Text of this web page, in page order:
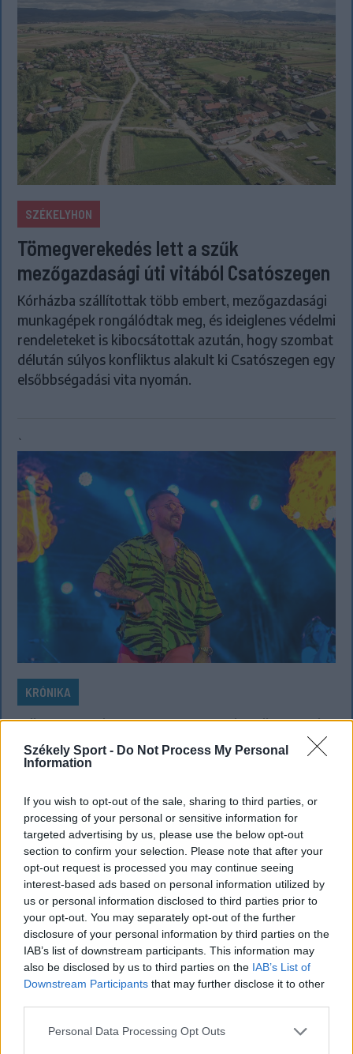
Székely Sport - Do Not Process My Personal
Information
If you wish to opt-out of the sale, sharing to third parties, or
processing of your personal or sensitive information for
targeted advertising by us, please use the below opt-out
section to confirm your selection. Please note that after your
opt-out request is processed you may continue seeing
interest-based ads based on personal information utilized by
us or personal information disclosed to third parties prior to
your opt-out. You may separately opt-out of the further
disclosure of your personal information by third parties on the
IAB’s list of downstream participants. This information may
also be disclosed by us to third parties on the IAB’s List of
Downstream Participants that may further disclose it to other
Personal Data Processing Opt Outs
SZÉKELYHON
Tömegverekedés lett a szűk
mezőgazdasági úti vitából Csatószegen
Kórházba szállítottak több embert, mezőgazdasági
munkagépek rongálódtak meg, és ideiglenes védelmi
rendeleteket is kibocsátottak azután, hogy szombat
délután súlyos konfliktus alakult ki Csatószegen egy
elsőbbségadási vita nyomán.
`
KRÓNIKA
Büntetőfeljelentést tett Majka ügyvédje
a romániai telefonszámról érkezett
fenyegetés miatt
Büntetőfeljelentést tett csütörtökön Majka
romániai jogi képviselője a sepsiszentgyörgyi Sic
Feszt fesztiválra tervezett koncert lemondását
kiváltó fenyegetés ügyében.